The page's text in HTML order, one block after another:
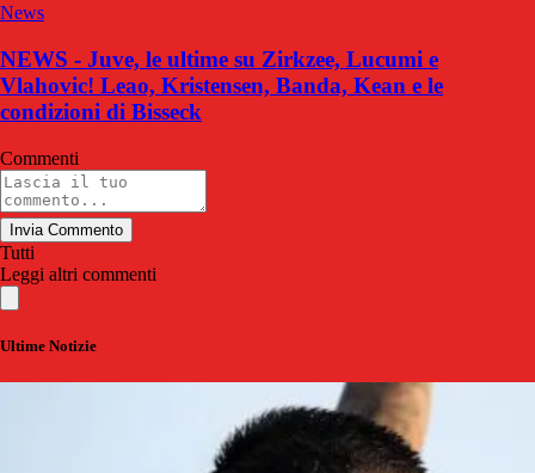
News
NEWS - Juve, le ultime su Zirkzee, Lucumi e
Vlahovic! Leao, Kristensen, Banda, Kean e le
condizioni di Bisseck
Commenti
Invia Commento
Tutti
Leggi altri commenti
Ultime Notizie